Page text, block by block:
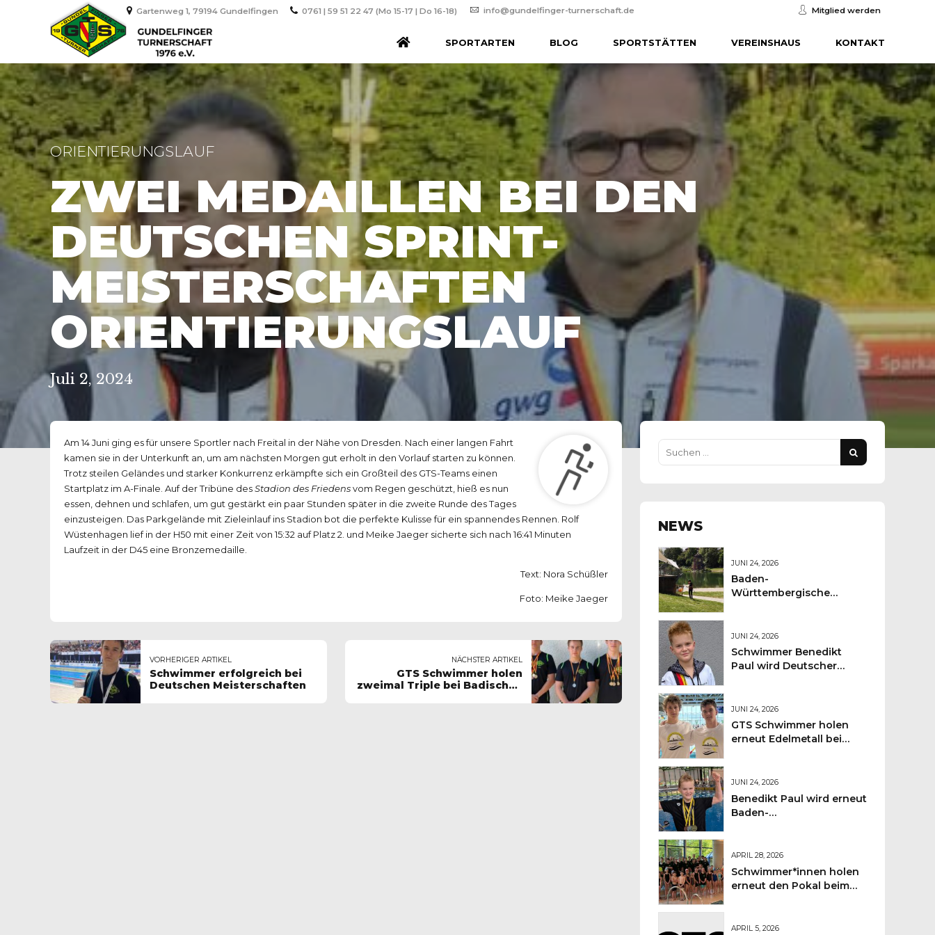
Gartenweg 1, 79194 Gundelfingen 0761 | 59 51 22 47 (Mo 15-17 | Do 16-18) info@gundelfinger-turnerschaft.de Mitglied werden
SPORTARTEN BLOG SPORTSTÄTTEN VEREINSHAUS KONTAKT
ORIENTIERUNGSLAUF
ZWEI MEDAILLEN BEI DEN
DEUTSCHEN SPRINT-
MEISTERSCHAFTEN
ORIENTIERUNGSLAUF
Juli 2, 2024
Am 14 Juni ging es für unsere Sportler nach Freital in der Nähe von Dresden. Nach einer langen Fahrt
kamen sie in der Unterkunft an, um am nächsten Morgen gut erholt in den Vorlauf starten zu können.
Trotz steilen Geländes und starker Konkurrenz erkämpfte sich ein Großteil des GTS-Teams einen
Startplatz im A-Finale. Auf der Tribüne desStadion des Friedensvom Regen geschützt, hieß es nun
essen, dehnen und schlafen, um gut gestärkt ein paar Stunden später in die zweite Runde des Tages
einzusteigen. Das Parkgelände mit Zieleinlauf ins Stadion bot die perfekte Kulisse für ein spannendes Rennen. Rolf
Wüstenhagen lief in der H50 mit einer Zeit von 15:32 auf Platz 2. und Meike Jaeger sicherte sich nach 16:41 Minuten
Laufzeit in der D45 eine Bronzemedaille.
Text: Nora Schüßler
Foto: Meike Jaeger
VORHERIGER ARTIKEL
Schwimmer erfolgreich bei
Deutschen Meisterschaften
NÄCHSTER ARTIKEL
GTS Schwimmer holen
zweimal Triple bei Badischen
NEWS
JUNI 24, 2026
Baden-
Württembergische
Freiburger Seepark
JUNI 24, 2026
Schwimmer Benedikt
Paul wird Deutscher
JUNI 24, 2026
GTS Schwimmer holen
erneut Edelmetall bei
JUNI 24, 2026
Benedikt Paul wird erneut
Baden-
APRIL 28, 2026
Schwimmer*innen holen
erneut den Pokal beim
APRIL 5, 2026